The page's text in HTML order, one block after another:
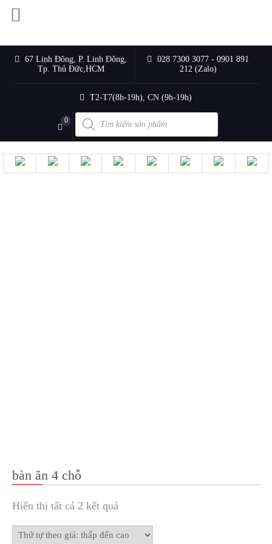
67 Linh Đông, P. Linh Đông,
Tp. Thủ Đức,HCM
028 7300 3077 - 0901 891
212 (Zalo)
T2-T7(8h-19h), CN (9h-19h)
0
Products
search
bàn ăn 4 chỗ
Hiển thị tất cả 2 kết quả